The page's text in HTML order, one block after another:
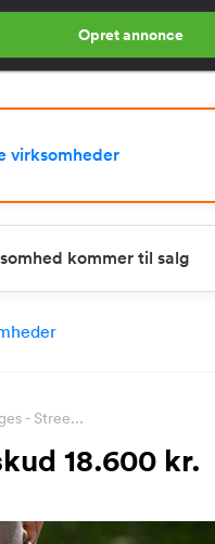
Opret annonce
virksomheder
kommer til salg
- Stree...
18.600 kr.